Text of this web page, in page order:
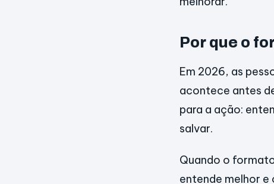
Por que o
Em 2026, as
acontece antes
para a ação:
salvar.
Quando o
entende melhor e